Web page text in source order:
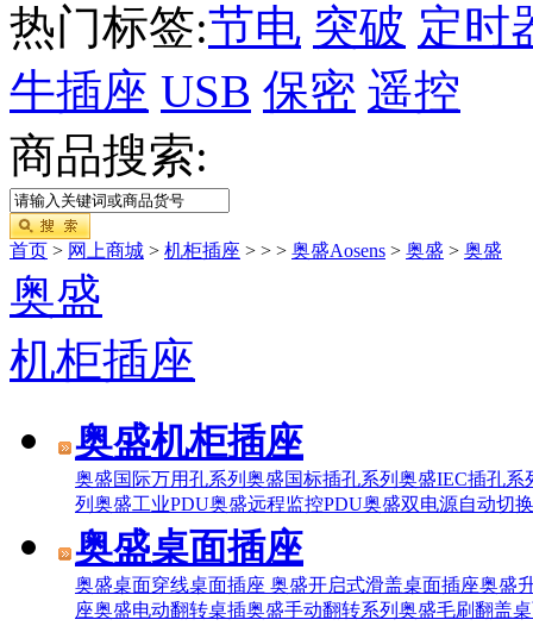
热门标签:节电 突破 定时
牛插座 USB 保密 遥控
商品搜索:
首页 > 网上商城 > 机柜插座 > > > 奥盛Aosens > 奥盛 > 奥盛
奥盛
机柜插座
奥盛机柜插座
奥盛国际万用孔系列 奥盛国标插孔系列 奥盛IEC插孔系
列 奥盛工业PDU奥盛远程监控PDU奥盛双电源自动切
奥盛桌面插座
奥盛桌面穿线桌面插座 奥盛开启式滑盖桌面插座奥盛
座奥盛电动翻转桌插奥盛手动翻转系列 奥盛毛刷翻盖